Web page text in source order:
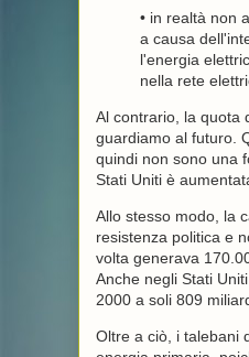
• in realtà non
a causa
l'energia
nella rete
Al contrario, la quota
guardiamo al futuro.
quindi non sono una
Stati Uniti è
Allo stesso modo, la
resistenza politica e
volta generava
Anche negli Stati
2000 a soli 809
Oltre a ciò, i talebani